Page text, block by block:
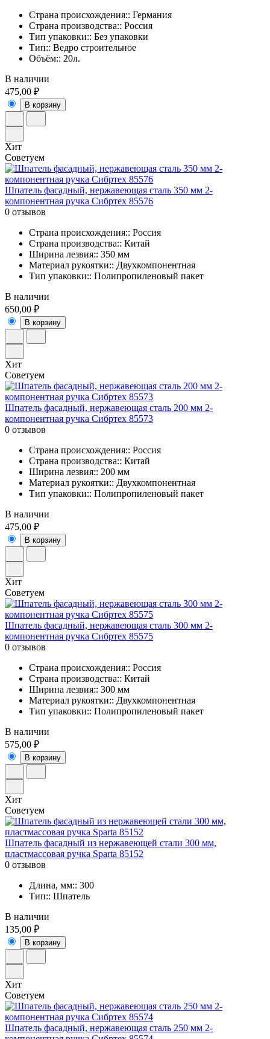
Страна происхождения:: Германия
Страна производства:: Россия
Тип упаковки:: Без упаковки
Тип:: Ведро строительное
Объём:: 20л.
В наличии
475,00 ₽
В корзину
Хит
Советуем
Шпатель фасадный, нержавеющая сталь 350 мм 2-
компонентная ручка Сибртех 85576
0 отзывов
Страна происхождения:: Россия
Страна производства:: Китай
Ширина лезвия:: 350 мм
Материал рукоятки:: Двухкомпонентная
Тип упаковки:: Полипропиленовый пакет
В наличии
650,00 ₽
В корзину
Хит
Советуем
Шпатель фасадный, нержавеющая сталь 200 мм 2-
компонентная ручка Сибртех 85573
0 отзывов
Страна происхождения:: Россия
Страна производства:: Китай
Ширина лезвия:: 200 мм
Материал рукоятки:: Двухкомпонентная
Тип упаковки:: Полипропиленовый пакет
В наличии
475,00 ₽
В корзину
Хит
Советуем
Шпатель фасадный, нержавеющая сталь 300 мм 2-
компонентная ручка Сибртех 85575
0 отзывов
Страна происхождения:: Россия
Страна производства:: Китай
Ширина лезвия:: 300 мм
Материал рукоятки:: Двухкомпонентная
Тип упаковки:: Полипропиленовый пакет
В наличии
575,00 ₽
В корзину
Хит
Советуем
Шпатель фасадный из нержавеющей стали 300 мм,
пластмассовая ручка Sparta 85152
0 отзывов
Длина, мм:: 300
Тип:: Шпатель
В наличии
135,00 ₽
В корзину
Хит
Советуем
Шпатель фасадный, нержавеющая сталь 250 мм 2-